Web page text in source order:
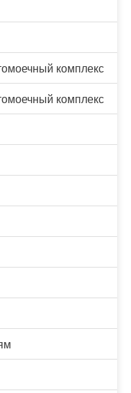
комплекс
комплекс